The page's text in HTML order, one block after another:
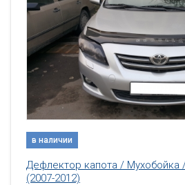
в наличии
Дефлектор капота / Мухобойка
(2007-2012)